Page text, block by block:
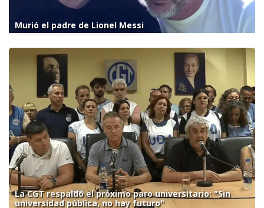
Murió el padre de Lionel Messi
La CGT respaldó el próximo paro universitario: "Sin
universidad pública, no hay futuro"